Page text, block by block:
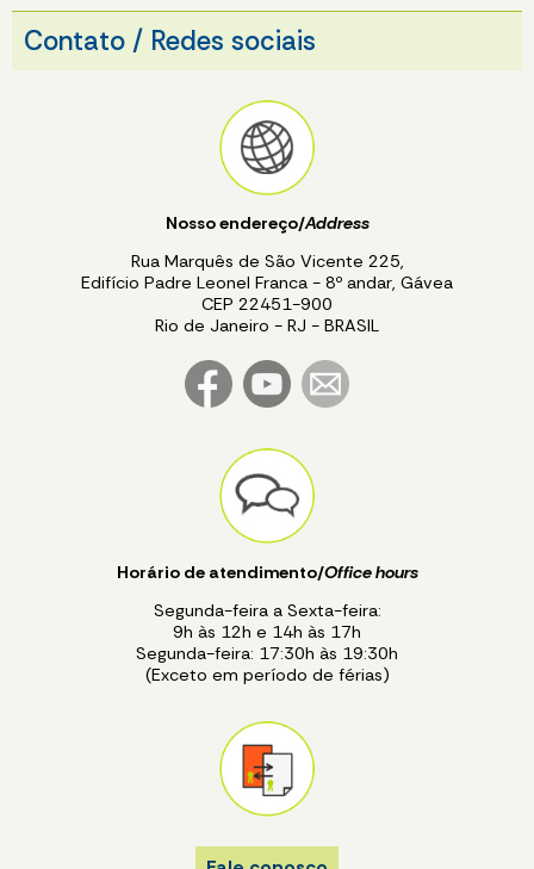
Contato / Redes sociais
Nosso endereço/Address
Rua Marquês de São Vicente 225,
Edifício Padre Leonel Franca - 8º andar, Gávea
CEP 22451-900
Rio de Janeiro - RJ - BRASIL
Horário de atendimento/Office hours
Segunda-feira a Sexta-feira:
9h às 12h e 14h às 17h
Segunda-feira: 17:30h às 19:30h
(Exceto em período de férias)